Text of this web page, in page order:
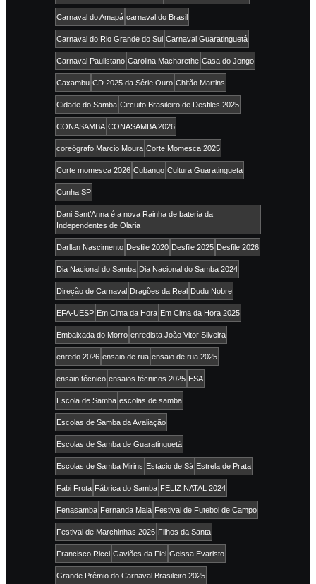
Carnaval do Amapá carnaval do Brasil
Carnaval do Rio Grande do Sul Carnaval Guaratinguetá
Carnaval Paulistano Carolina Macharethe Casa do Jongo
Caxambu CD 2025 da Série Ouro Chitão Martins
Cidade do Samba Circuito Brasileiro de Desfiles 2025
CONASAMBA CONASAMBA 2026
coreógrafo Marcio Moura Corte Momesca 2025
Corte momesca 2026 Cubango Cultura Guaratingueta
Cunha SP
Dani Sant’Anna é a nova Rainha de bateria da
Independentes de Olaria
Darllan Nascimento Desfile 2020 Desfile 2025 Desfile 2026
Dia Nacional do Samba Dia Nacional do Samba 2024
Direção de Carnaval Dragões da Real Dudu Nobre
EFA-UESP Em Cima da Hora Em Cima da Hora 2025
Embaixada do Morro enredista João Vitor Silveira
enredo 2026 ensaio de rua ensaio de rua 2025
ensaio técnico ensaios técnicos 2025 ESA
Escola de Samba escolas de samba
Escolas de Samba da Avaliação
Escolas de Samba de Guaratinguetá
Escolas de Samba Mirins Estácio de Sá Estrela de Prata
Fabi Frota Fábrica do Samba FELIZ NATAL 2024
Fenasamba Fernanda Maia Festival de Futebol de Campo
Festival de Marchinhas 2026 Filhos da Santa
Francisco Ricci Gaviões da Fiel Geissa Evaristo
Grande Prêmio do Carnaval Brasileiro 2025